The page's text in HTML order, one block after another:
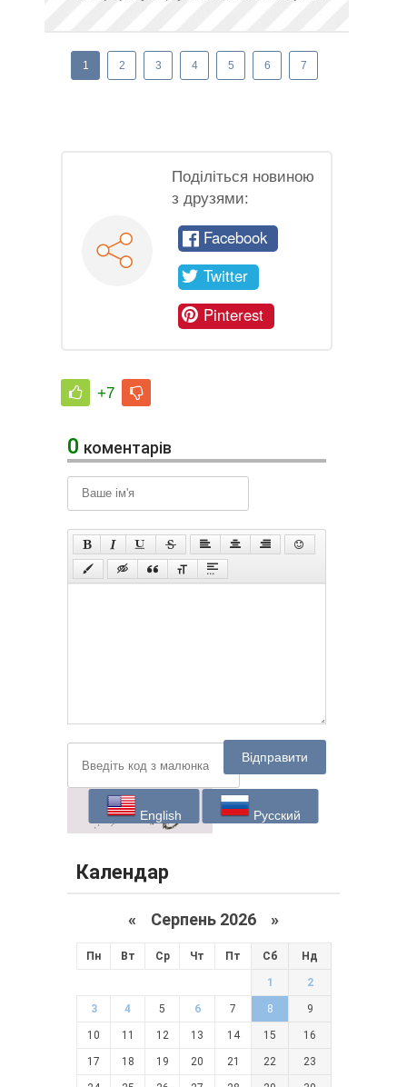
1 2 3 4 5 6 7
Поділіться новиною
з друзями:
Facebook
Twitter
Pinterest
+7
0 коментарів
Відправити
English Русский
Календар
« Серпень 2026 »
Пн Вт Ср Чт Пт Сб Нд
1 2
3 4 5 6 7 8 9
10 11 12 13 14 15 16
17 18 19 20 21 22 23